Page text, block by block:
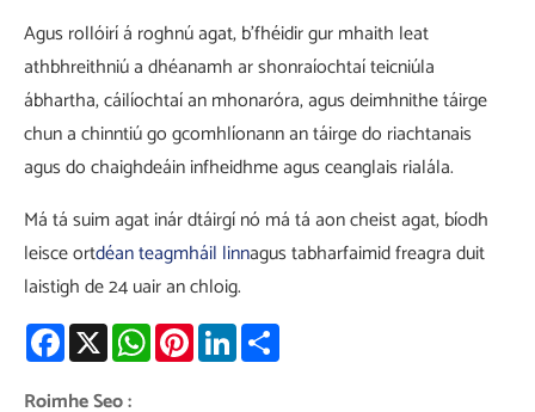
Agus rollóirí á roghnú agat, b'fhéidir gur mhaith leat
athbhreithniú a dhéanamh ar shonraíochtaí teicniúla
ábhartha, cáilíochtaí an mhonaróra, agus deimhnithe táirge
chun a chinntiú go gcomhlíonann an táirge do riachtanais
agus do chaighdeáin infheidhme agus ceanglais rialála.
Má tá suim agat inár dtáirgí nó má tá aon cheist agat, bíodh
leisce ortdéan teagmháil linnagus tabharfaimid freagra duit
laistigh de 24 uair an chloig.
Facebook WhatsAppPinterestLinkedIn
Roimhe Seo :